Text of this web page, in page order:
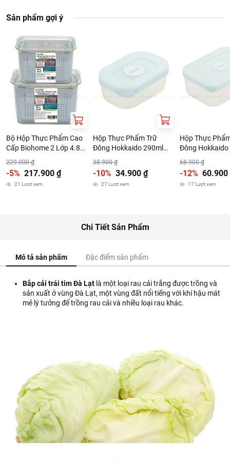
Sản phẩm gợi ý
Bộ Hộp Thực Phẩm Cao
Cấp Biohome 2 Lớp 4.8L
229.000 ₫
-5% 217.900 ₫
21 Lượt xem
Hộp Thực Phẩm Trữ
Đông Hokkaido 290ml
38.900 ₫
-10% 34.900 ₫
27 Lượt xem
Hộp Thực
Đông Hokkaido
68.900 ₫
-12% 60.900
17 Lượt xem
Chi Tiết Sản Phẩm
Mô tả sản phẩm Đặc điểm sản phẩm
Bắp cải trái tim Đà Lạt là một loại rau cải trắng được trồng và
sản xuất ở vùng Đà Lạt, một vùng đất nổi tiếng với khí hậu mát
mẻ lý tưởng để trồng rau cải và nhiều loại rau khác.